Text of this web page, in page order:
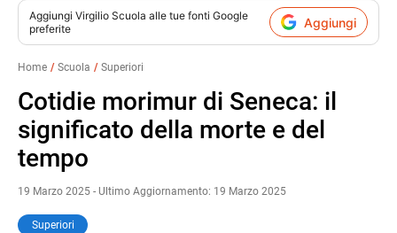
contenuto
Aggiungi Virgilio Scuola alle tue fonti Google
preferite
Aggiungi
Home Scuola Superiori
Cotidie morimur di Seneca: il
significato della morte e del
tempo
19 Marzo 2025 - Ultimo Aggiornamento: 19 Marzo 2025
Superiori